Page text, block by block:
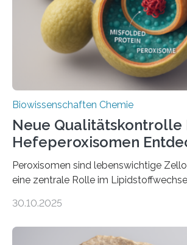
Biowissenschaften Chemie
Neue Qualitätskontrolle
Hefeperoxisomen
Peroxisomen sind lebenswichtige
eine zentrale Rolle im
erfüllen können, müssen zahlreiche
der Ruhr-Universität Bochum um Prof.
30.10.2025